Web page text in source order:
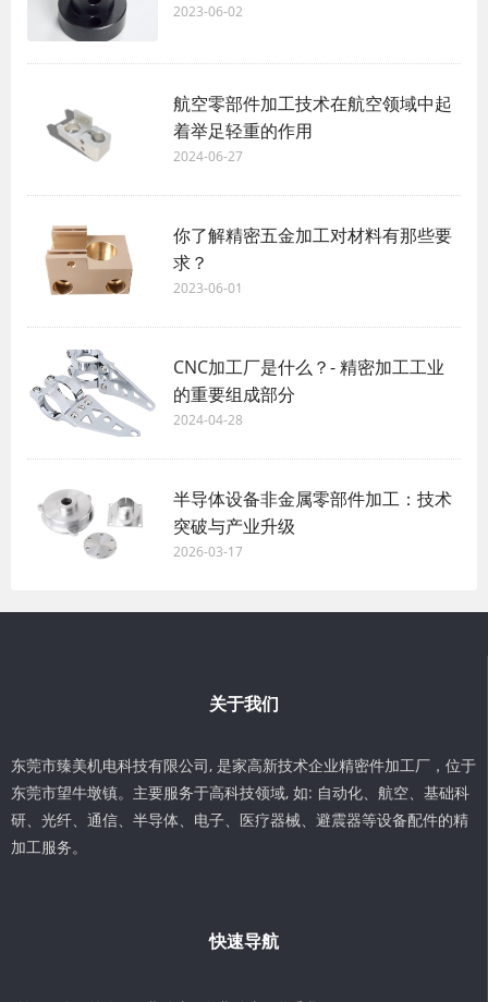
2023-06-02
航空零部件加工技术在航空领域中起
着举足轻重的作用
2024-06-27
你了解精密五金加工对材料有那些要
求？
2023-06-01
CNC加工厂是什么？- 精密加工工业
的重要组成部分
2024-04-28
半导体设备非金属零部件加工：技术
突破与产业升级
2026-03-17
关于我们
东莞市臻美机电科技有限公司, 是家高新技术企业精密件加工厂，位于
东莞市望牛墩镇。主要服务于高科技领域, 如: 自动化、航空、基础科
研、光纤、通信、半导体、电子、医疗器械、避震器等设备配件的精
加工服务。
快速导航